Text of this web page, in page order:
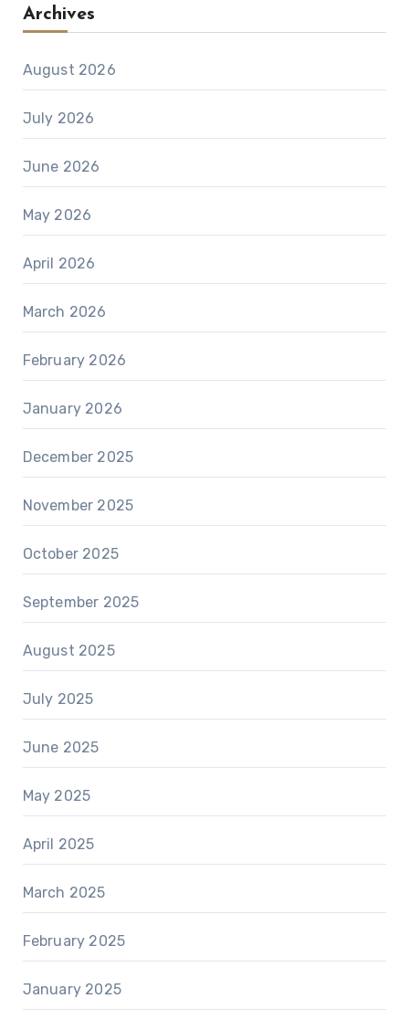
Archives
August 2026
July 2026
June 2026
May 2026
April 2026
March 2026
February 2026
January 2026
December 2025
November 2025
October 2025
September 2025
August 2025
July 2025
June 2025
May 2025
April 2025
March 2025
February 2025
January 2025